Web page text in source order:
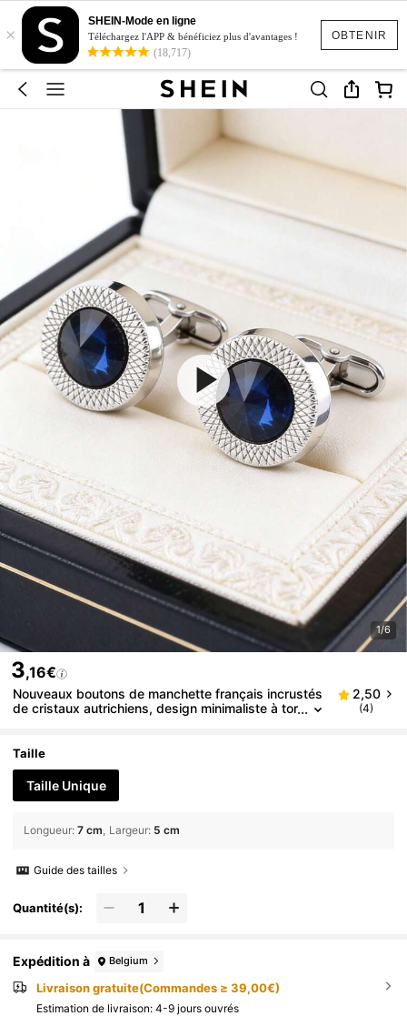
OBTENIR
×
SHEIN-Mode en ligne
Téléchargez l'APP & bénéficiez plus d'avantages !
(18,717)
1/6
3,16€
Nouveaux boutons de manchette français incrustés
de cristaux autrichiens, design minimaliste à tor
2,50
(4)
Taille
Taille Unique
Longueur: 7 cm Largeur: 5 cm
Guide des tailles
Quantité(s):
Expédition à Belgium
Livraison gratuite(Commandes ≥ 39,00€)
Estimation de livraison: 4-9 jours ouvrés